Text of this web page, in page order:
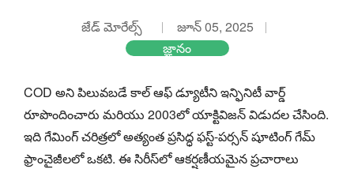
జేడ్ మోరేల్స్
జూన్ 05, 2025
జ్ఞానం
COD అని పిలువబడే కాల్ ఆఫ్ డ్యూటీని ఇన్ఫినిటీ వార్డ్
రూపొందించారు మరియు 2003లో యాక్టివిజన్ విడుదల చేసింది.
ఇది గేమింగ్ చరిత్రలో అత్యంత ప్రసిద్ధ ఫస్ట్-పర్సన్ షూటింగ్ గేమ్
ఫ్రాంచైజీలలో ఒకటి. ఈ సిరీస్‌లో ఆకర్షణీయమైన ప్రచారాలు